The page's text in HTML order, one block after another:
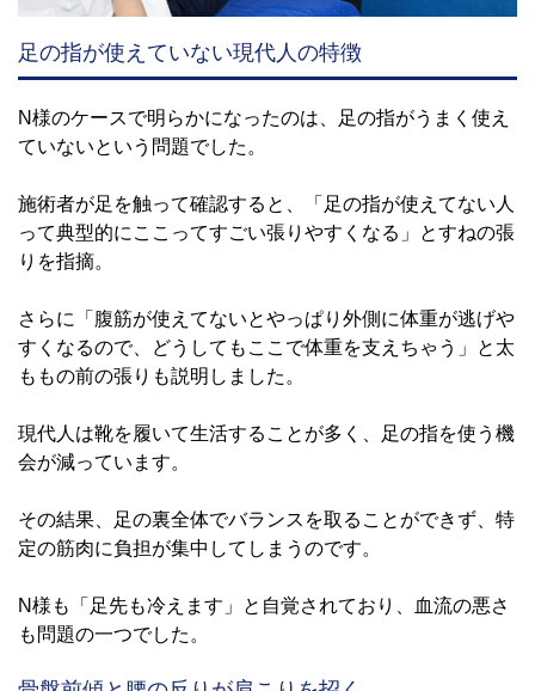
足の指が使えていない現代人の特徴
N様のケースで明らかになったのは、足の指がうまく使え
ていないという問題でした。
施術者が足を触って確認すると、「足の指が使えてない人
って典型的にここってすごい張りやすくなる」とすねの張
りを指摘。
さらに「腹筋が使えてないとやっぱり外側に体重が逃げや
すくなるので、どうしてもここで体重を支えちゃう」と太
ももの前の張りも説明しました。
現代人は靴を履いて生活することが多く、足の指を使う機
会が減っています。
その結果、足の裏全体でバランスを取ることができず、特
定の筋肉に負担が集中してしまうのです。
N様も「足先も冷えます」と自覚されており、血流の悪さ
も問題の一つでした。